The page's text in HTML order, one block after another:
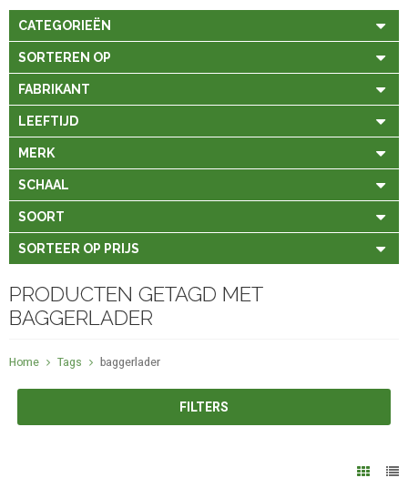
CATEGORIEËN
SORTEREN OP
FABRIKANT
LEEFTIJD
MERK
SCHAAL
SOORT
SORTEER OP PRIJS
PRODUCTEN GETAGD MET
BAGGERLADER
Home Tags baggerlader
FILTERS